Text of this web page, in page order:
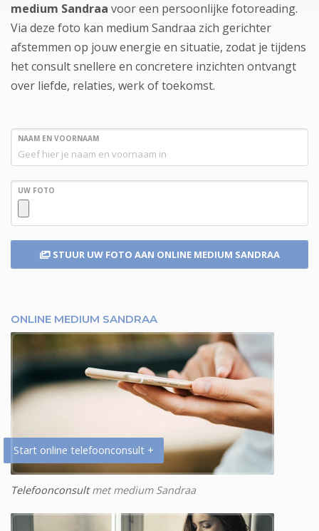
medium Sandraa voor een persoonlijke fotoreading.
Via deze foto kan medium Sandraa zich gerichter
afstemmen op jouw energie en situatie, zodat je tijdens
het consult snellere en concretere inzichten ontvangt
over liefde, relaties, werk of toekomst.
NAAM EN VOORNAAM
UW FOTO
STUUR UW FOTO AAN ONLINE MEDIUM SANDRAA
ONLINE MEDIUM SANDRAA
Start online telefoonconsult +
Telefoonconsultmet medium Sandraa